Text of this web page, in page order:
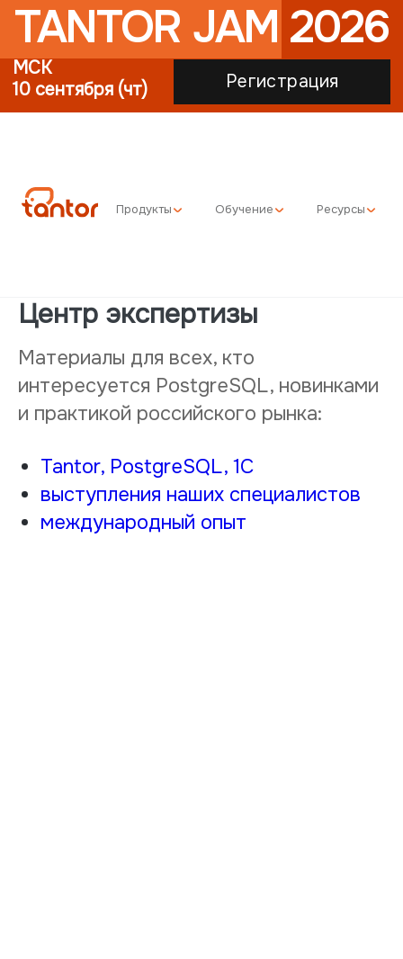
Регистрация
TANTOR JAM 2026
10 сентября (чт)
Продукты Обучение Ресурсы
Центр экспертизы
Материалы для всех, кто
интересуется PostgreSQL, новинками
и практикой российского рынка:
Tantor, PostgreSQL, 1С
выступления наших специалистов
международный опыт